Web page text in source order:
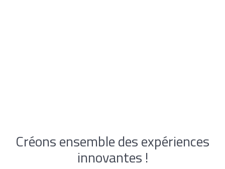
Créons ensemble des expériences
innovantes !